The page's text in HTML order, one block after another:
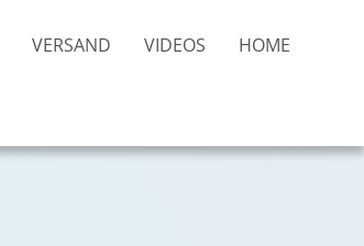
VERSAND VIDEOS HOME